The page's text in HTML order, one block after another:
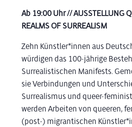
Ab 19:00 Uhr // AUSSTELLUNG
REALMS OF SURREALISM
Zehn Künstler*innen aus
würdigen das 100-jährige
Surrealistischen Manifests.
sie Verbindungen und
Surrealismus und queer-
werden Arbeiten von queeren,
(post-) migrantischen